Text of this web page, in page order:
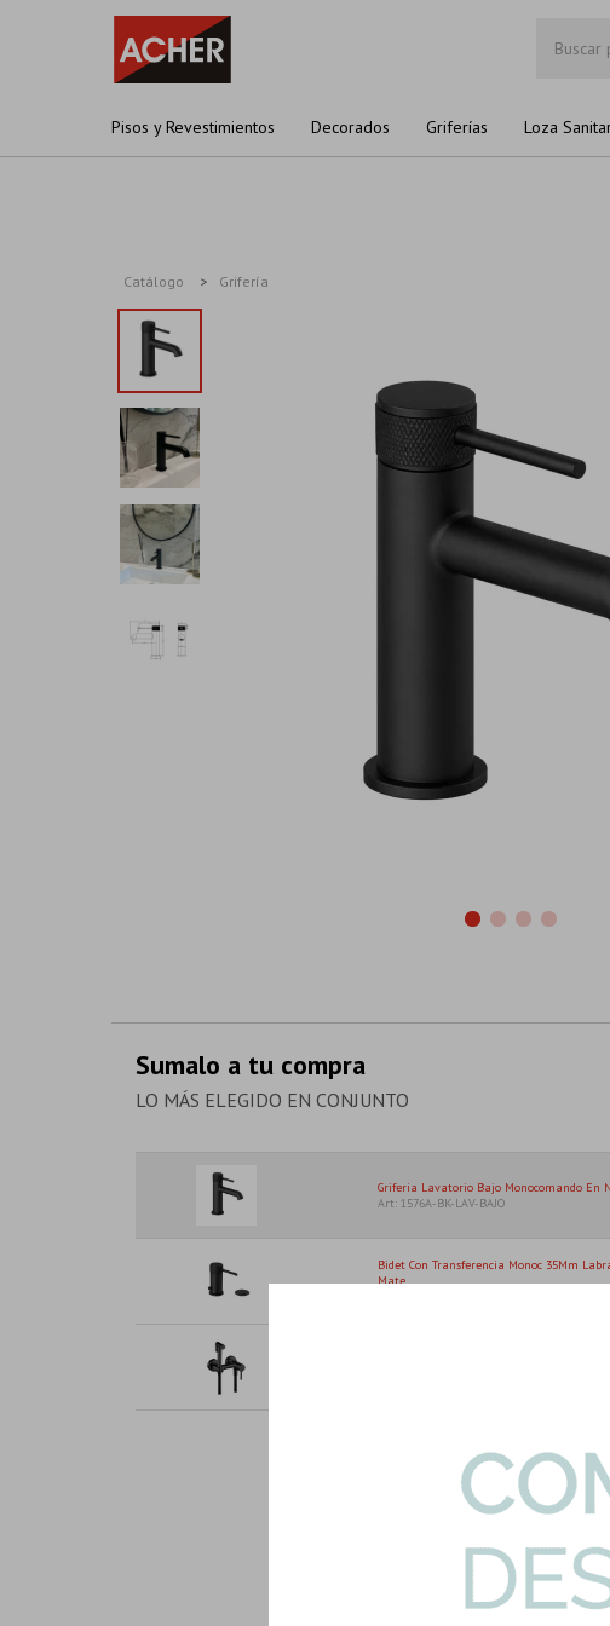
Pisos y Revestimientos Decorados Griferías Loza
Catálogo Grifería
Sumalo a tu compra
LO MÁS ELEGIDO EN CONJUNTO
Griferia Lavatorio Bajo Monocomando En
Art: 1576A-BK-LAV-BAJO
Bidet Con Transferencia Monoc 35Mm
Mate...